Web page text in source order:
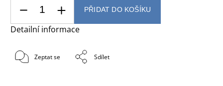
PŘIDAT DO KOŠÍKU
Detailní informace
Zeptat se Sdílet